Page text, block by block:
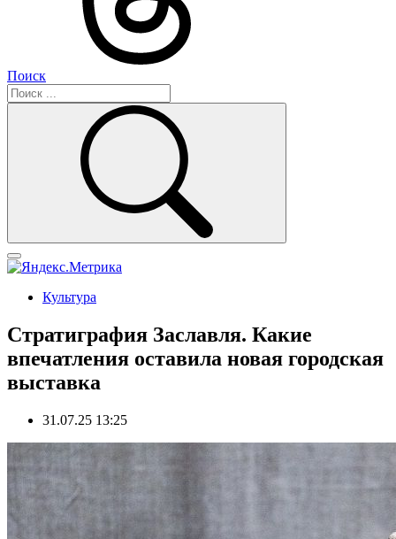
Поиск
Культура
Стратиграфия Заславля. Какие
впечатления оставила новая городская
выставка
31.07.25 13:25